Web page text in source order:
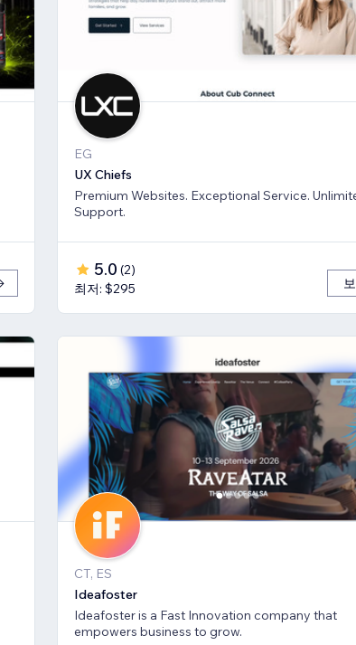
EG
UX Chiefs
Premium Websites. Exceptional Service.
Support.
5.0 (2)
최저: $295
CT, ES
Ideafoster
Ideafoster is a Fast Innovation company that
empowers business to grow.